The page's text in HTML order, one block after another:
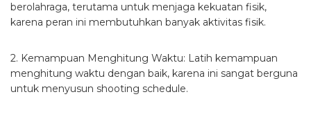
berolahraga, terutama untuk menjaga kekuatan fisik,
karena peran ini membutuhkan banyak aktivitas fisik.
2. Kemampuan Menghitung Waktu: Latih kemampuan
menghitung waktu dengan baik, karena ini sangat berguna
untuk menyusun shooting schedule.